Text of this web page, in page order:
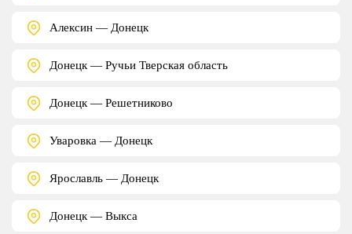
Алексин — Донецк
Донецк — Ручьи Тверская область
Донецк — Решетниково
Уваровка — Донецк
Ярославль — Донецк
Донецк — Выкса